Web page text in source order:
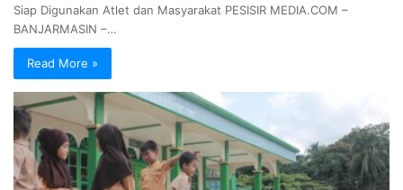
Siap Digunakan Atlet dan Masyarakat PESISIR MEDIA.COM –
BANJARMASIN –…
Read More »